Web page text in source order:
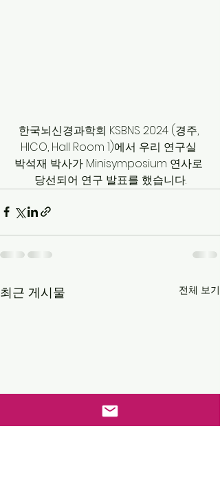
한국뇌신경과학회 KSBNS 2024 (경주,
HICO, Hall Room 1)에서 우리 연구실
박석재 박사가 Minisymposium 연사로
당선되어 연구 발표를 했습니다.
최근 게시물 전체 보기